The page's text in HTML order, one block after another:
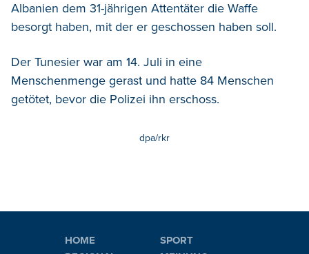
Albanien dem 31-jährigen Attentäter die Waffe
besorgt haben, mit der er geschossen haben soll.
Der Tunesier war am 14. Juli in eine
Menschenmenge gerast und hatte 84 Menschen
getötet, bevor die Polizei ihn erschoss.
dpa/rkr
HOME
SPORT